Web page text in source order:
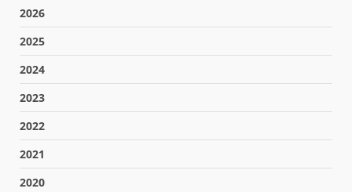
2026
2025
2024
2023
2022
2021
2020